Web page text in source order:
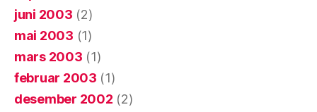
juni 2003 (2)
mai 2003 (1)
mars 2003 (1)
februar 2003 (1)
desember 2002 (2)